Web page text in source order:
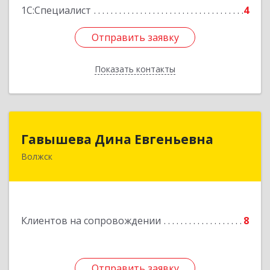
1С:Специалист 4
Отправить заявку
Показать контакты
Отправить заявку
Назад
Гавышева Дина Евгеньевна
Волжск
Клиентов на сопровождении 8